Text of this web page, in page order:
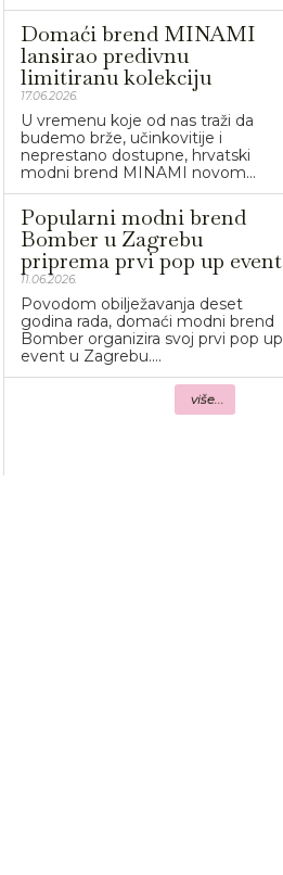
Domaći brend MINAMI
lansirao predivnu
limitiranu kolekciju
17.06.2026.
U vremenu koje od nas traži da
budemo brže, učinkovitije i
neprestano dostupne, hrvatski
modni brend MINAMI novom...
Popularni modni brend
Bomber u Zagrebu
priprema prvi pop up event
11.06.2026.
Povodom obilježavanja deset
godina rada, domaći modni brend
Bomber organizira svoj prvi pop up
event u Zagrebu....
više...